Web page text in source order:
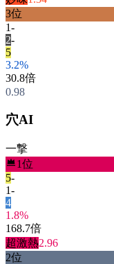
3位
1-
2-
5
3.2%
30.8倍
0.98
穴AI
一撃
1位
5-
1-
4
1.8%
168.7倍
超激熱2.96
2位